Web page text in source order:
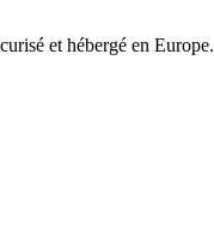
et hébergé en Europe.